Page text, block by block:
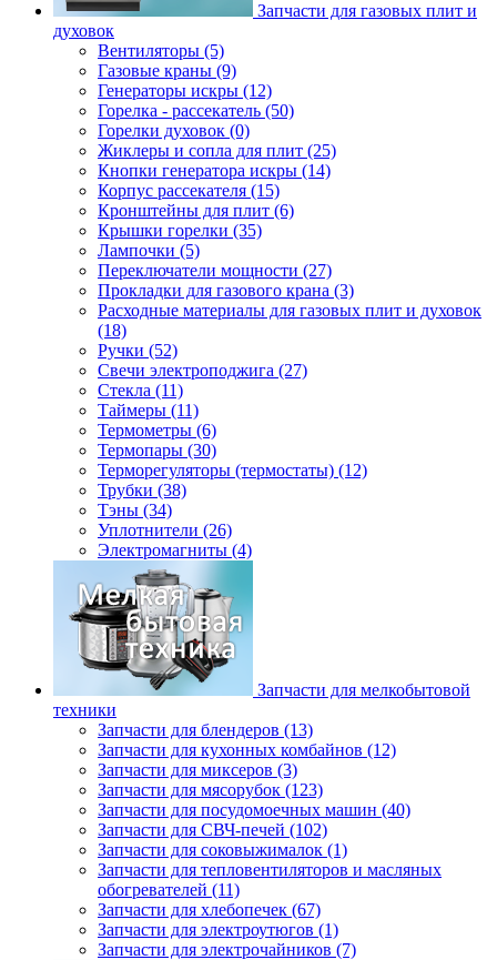
Запчасти для газовых плит и
духовок
Вентиляторы (5)
Газовые краны (9)
Генераторы искры (12)
Горелка - рассекатель (50)
Горелки духовок (0)
Жиклеры и сопла для плит (25)
Кнопки генератора искры (14)
Корпус рассекателя (15)
Кронштейны для плит (6)
Крышки горелки (35)
Лампочки (5)
Переключатели мощности (27)
Прокладки для газового крана (3)
Расходные материалы для газовых плит и духовок
(18)
Ручки (52)
Свечи электроподжига (27)
Стекла (11)
Таймеры (11)
Термометры (6)
Термопары (30)
Терморегуляторы (термостаты) (12)
Трубки (38)
Тэны (34)
Уплотнители (26)
Электромагниты (4)
Запчасти для мелкобытовой
техники
Запчасти для блендеров (13)
Запчасти для кухонных комбайнов (12)
Запчасти для миксеров (3)
Запчасти для мясорубок (123)
Запчасти для посудомоечных машин (40)
Запчасти для СВЧ-печей (102)
Запчасти для соковыжималок (1)
Запчасти для тепловентиляторов и масляных
обогревателей (11)
Запчасти для хлебопечек (67)
Запчасти для электроутюгов (1)
Запчасти для электрочайников (7)